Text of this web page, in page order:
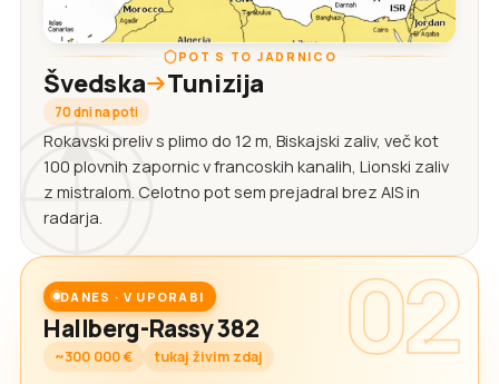
POT S TO JADRNICO
Švedska Tunizija
70 dni na poti
Rokavski preliv s plimo do 12 m, Biskajski zaliv, več kot
100 plovnih zapornic v francoskih kanalih, Lionski zaliv
z mistralom. Celotno pot sem prejadral brez AIS in
radarja.
02
DANES · V UPORABI
Hallberg-Rassy 382
~300 000 € tukaj živim zdaj